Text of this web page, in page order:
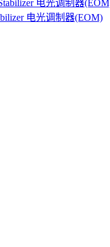
电光调制器(EOM)